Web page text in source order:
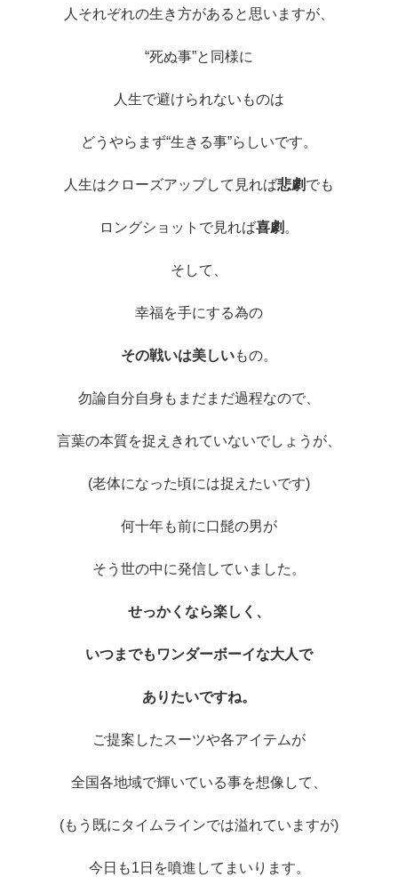
人それぞれの生き方があると思いますが、
“死ぬ事”と同様に
人生で避けられないものは
どうやらまず“生きる事”らしいです。
人生はクローズアップして見れば悲劇 でも
ロングショットで見れば喜劇 。
そして、
幸福を手にする為の
その戦いは美しいもの。
勿論自分自身もまだまだ過程なので、
言葉の本質を捉えきれていないでしょうが、
(老体になった頃には捉えたいです)
何十年も前に口髭の男が
そう世の中に発信していました。
せっかくなら楽しく、
いつまでもワンダーボーイな大人で
ありたいですね。
ご提案したスーツや各アイテムが
全国各地域で輝いている事を想像して、
(もう既にタイムラインでは溢れていますが)
今日も1日を噴進してまいります。